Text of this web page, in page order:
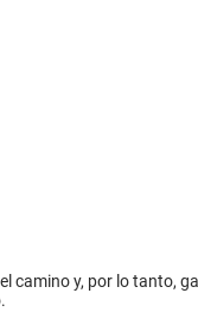
camino y, por lo tanto,